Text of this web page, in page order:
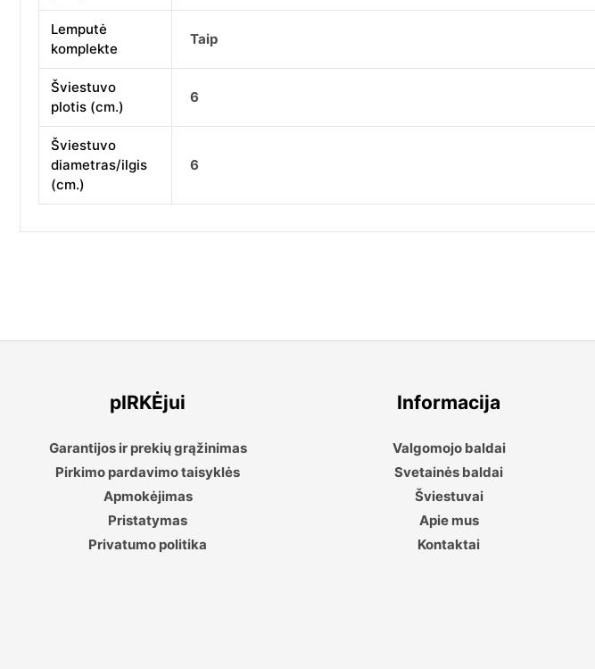
Lemputė
komplekte
Taip
Šviestuvo
plotis (cm.)
6
Šviestuvo
diametras/ilgis
(cm.)
6
pIRKĖjui
Garantijos ir prekių grąžinimas
Pirkimo pardavimo taisyklės
Apmokėjimas
Pristatymas
Privatumo politika
Informacija
Valgomojo baldai
Svetainės baldai
Šviestuvai
Apie mus
Kontaktai